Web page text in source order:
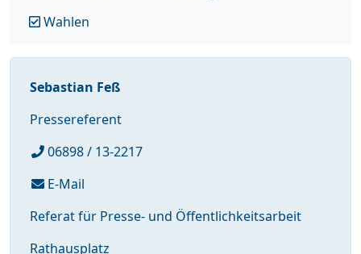
Wahlen
Sebastian Feß
Pressereferent
06898 / 13-2217
E-Mail
Referat für Presse- und Öffentlichkeitsarbeit
Rathausplatz